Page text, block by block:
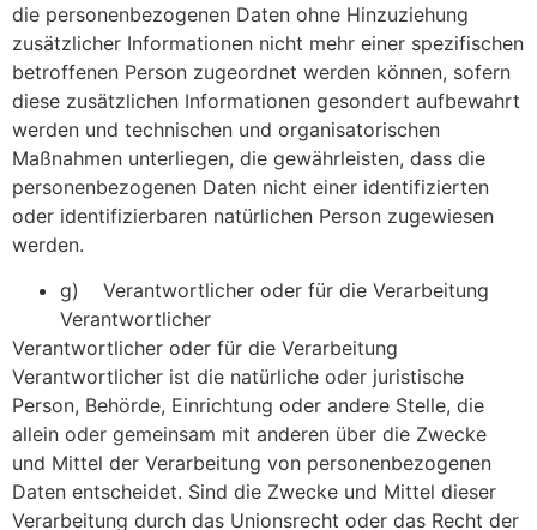
die personenbezogenen Daten ohne Hinzuziehung
zusätzlicher Informationen nicht mehr einer spezifischen
betroffenen Person zugeordnet werden können, sofern
diese zusätzlichen Informationen gesondert aufbewahrt
werden und technischen und organisatorischen
Maßnahmen unterliegen, die gewährleisten, dass die
personenbezogenen Daten nicht einer identifizierten
oder identifizierbaren natürlichen Person zugewiesen
werden.
g) Verantwortlicher oder für die Verarbeitung
Verantwortlicher
Verantwortlicher oder für die Verarbeitung
Verantwortlicher ist die natürliche oder juristische
Person, Behörde, Einrichtung oder andere Stelle, die
allein oder gemeinsam mit anderen über die Zwecke
und Mittel der Verarbeitung von personenbezogenen
Daten entscheidet. Sind die Zwecke und Mittel dieser
Verarbeitung durch das Unionsrecht oder das Recht der